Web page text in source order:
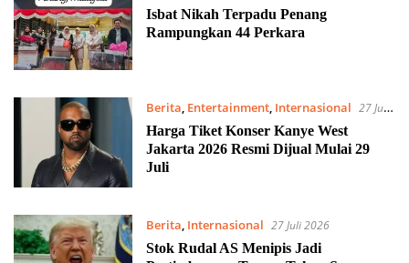
Isbat Nikah Terpadu Penang
Rampungkan 44 Perkara
Berita, Entertainment, Internasional 27 Juli
2026
Harga Tiket Konser Kanye West
Jakarta 2026 Resmi Dijual Mulai 29
Juli
Berita Internasional 27 Juli 2026
Stok Rudal AS Menipis Jadi